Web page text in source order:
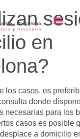
en
los casos, es
donde
necesarias para los
casos es posible
a domicilio